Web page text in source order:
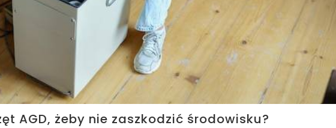
AGD, żeby nie zaszkodzić środowisku?